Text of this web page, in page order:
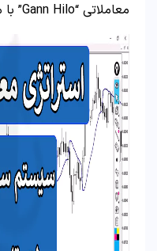
معاملاتی “Gann Hilo” با مکدی می پردازیم.